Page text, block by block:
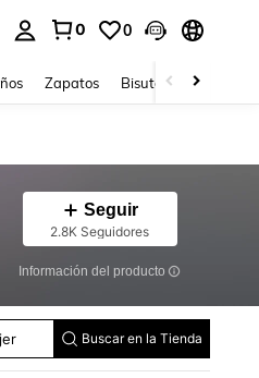
0 0
Zapatos Bisutería Y
Seguir
2.8K Seguidores
Información del producto
Buscar en la Tienda